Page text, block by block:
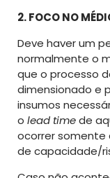
2. FOCO NO
Deve haver um
normalmente o
que o processo
dimensionado e
insumos
o lead timede
ocorrer somente
de capacidade/